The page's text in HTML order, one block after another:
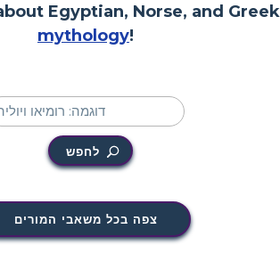
Egyptian, Norse, and Greek
mythology!
לחפש
צפה בכל משאבי המורים